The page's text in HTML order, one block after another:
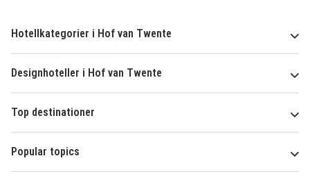
Hotellkategorier i Hof van Twente
Designhoteller i Hof van Twente
Top destinationer
Popular topics